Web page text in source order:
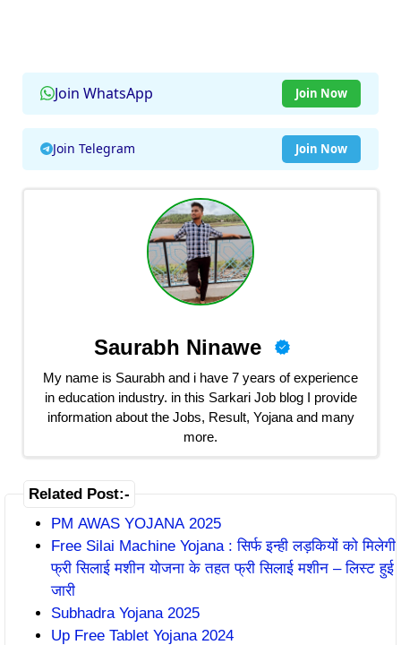
Join WhatsApp Join Now
Join Telegram Join Now
Saurabh Ninawe
My name is Saurabh and i have 7 years of experience
in education industry. in this Sarkari Job blog I provide
information about the Jobs, Result, Yojana and many
more.
Related Post:-
PM AWAS YOJANA 2025
Free Silai Machine Yojana : सिर्फ इन्ही लड़कियों को मिलेगी
फ्री सिलाई मशीन योजना के तहत फ्री सिलाई मशीन – लिस्ट हुई
जारी
Subhadra Yojana 2025
Up Free Tablet Yojana 2024